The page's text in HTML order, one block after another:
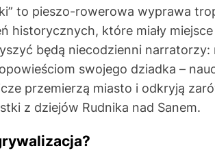
to pieszo-rowerowa wyprawa
historycznych, które miały
będą niecodzienni narratorzy:
swojego dziadka –
przemierzą miasto i odkryją
z dziejów Rudnika nad Sanem.